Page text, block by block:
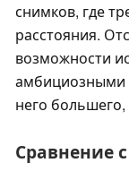
снимков, где
расстояния.
возможности
амбициозными
него
Сравнение